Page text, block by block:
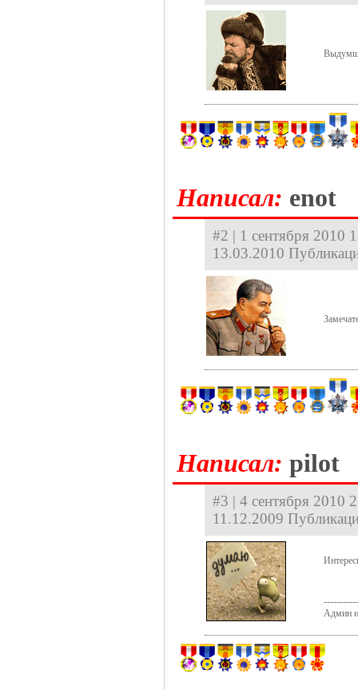
Hаписал: enot
#2 | 1 сентября 2010
13.03.2010
Hаписал: pilot
#3 | 4 сентября 2010
11.12.2009
Админ